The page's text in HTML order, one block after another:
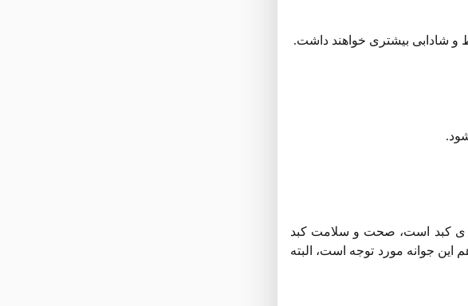
ی کبد است، صحت و سلامت کبد
جوانه مورد توجه است، البته